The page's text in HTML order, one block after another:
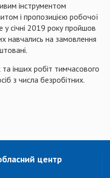
інструментом
і пропозицією робочої
у січні 2019 року пройшов
навчались на замовлення
інших робіт тимчасового
з числа безробітних.
центр